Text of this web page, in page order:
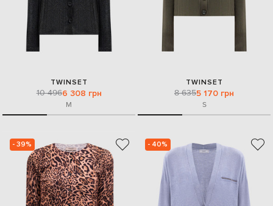
TWINSET
10 4966 308 грн
M
TWINSET
8 6355 170 грн
S
- 39% - 40%